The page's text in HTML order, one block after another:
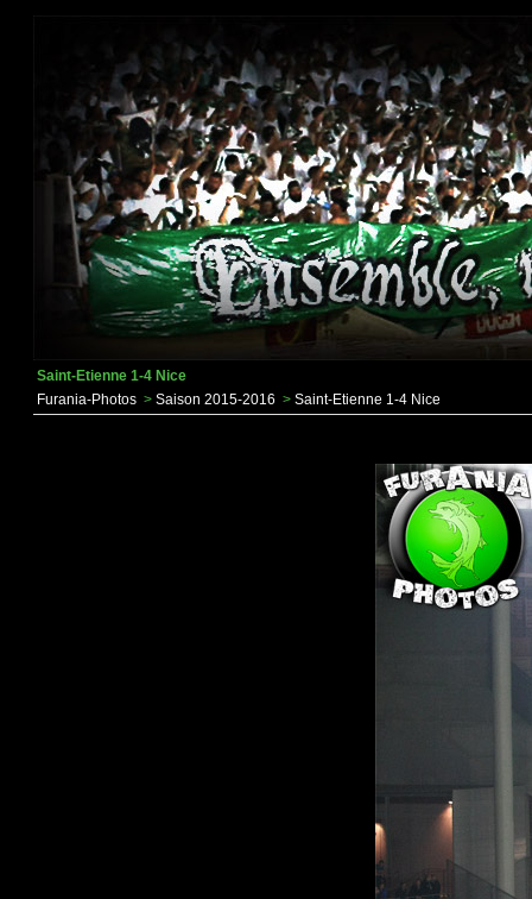
Saint-Etienne 1-4 Nice
Furania-Photos > Saison 2015-2016 > Saint-Etienne 1-4 Nice